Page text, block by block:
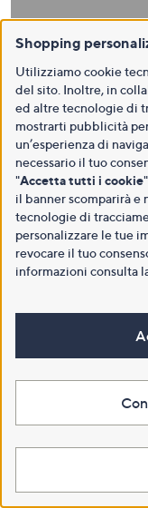
Shopping
Utilizziamo cookie
del sito. Inoltre, in
ed altre tecnologie di
mostrarti pubblicità
un’esperienza di
necessario il tuo
"Accetta tutti i cookie
il banner scomparirà
tecnologie di
personalizzare le tue
revocare il tuo
informazioni consulta